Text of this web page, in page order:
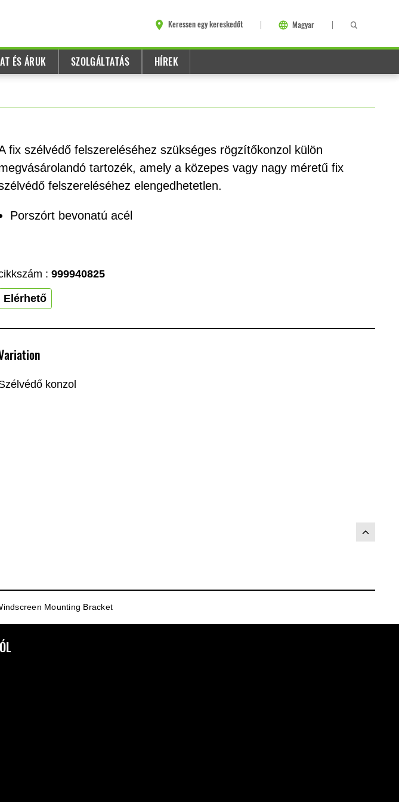
Keressen egy kereskedőt Magyar
ÉS ÁRUK SZOLGÁLTATÁS HÍREK
fix szélvédő felszereléséhez szükséges rögzítőkonzol külön
tartozék, amely a közepes vagy nagy méretű fix
felszereléséhez elengedhetetlen.
Porszórt bevonatú acél
: 999940825
Elérhető
konzol
Mounting Bracket